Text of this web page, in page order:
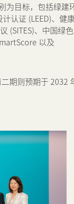
为目标，包括绿建
认证 (LEED)、健
(SITES)、中国绿色
以及
期则预期于 2032